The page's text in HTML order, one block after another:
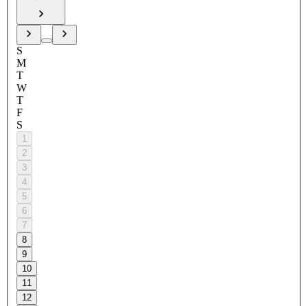
S
M
T
W
T
F
S
1
2
3
4
5
6
7
8
9
10
11
12